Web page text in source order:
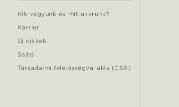
Kik vagyunk és mit akarunk?
Karrier
Új cikkek
Sajtó
Társadalmi felelősségvállalás (CSR)